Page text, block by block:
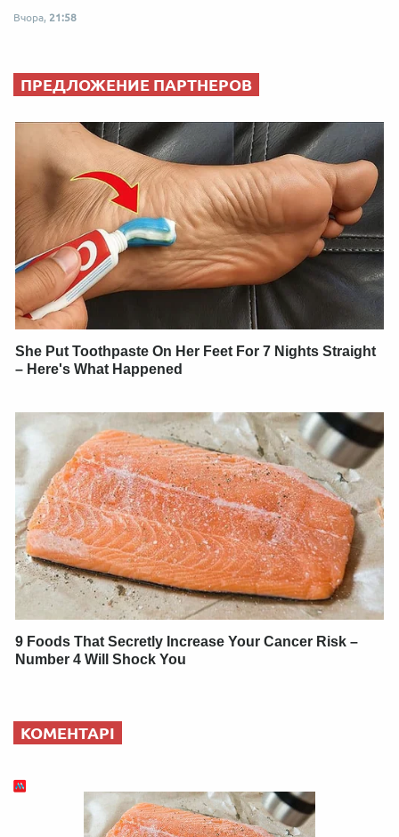
Вчора, 21:58
ПРЕДЛОЖЕНИЕ ПАРТНЕРОВ
She Put Toothpaste On Her Feet For 7 Nights Straight
– Here's What Happened
9 Foods That Secretly Increase Your Cancer Risk –
Number 4 Will Shock You
КОМЕНТАРІ